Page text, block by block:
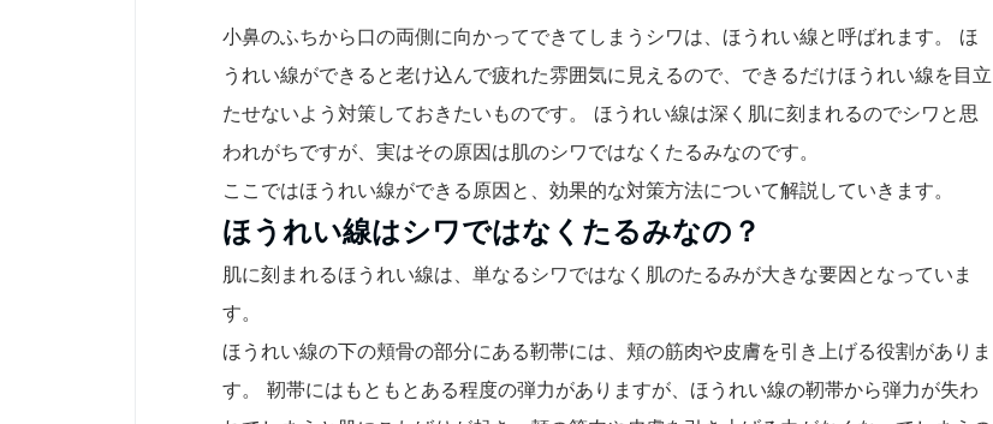
小鼻のふちから口の両側に向かってできてしまうシワは、ほうれい線と呼ばれます。 ほ
うれい線ができると老け込んで疲れた雰囲気に見えるので、できるだけほうれい線を目立
たせないよう対策しておきたいものです。 ほうれい線は深く肌に刻まれるのでシワと思
われがちですが、実はその原因は肌のシワではなくたるみなのです。
ここではほうれい線ができる原因と、効果的な対策方法について解説していきます。
ほうれい線はシワではなくたるみなの？
肌に刻まれるほうれい線は、単なるシワではなく肌のたるみが大きな要因となっていま
す。
ほうれい線の下の頬骨の部分にある靭帯には、頬の筋肉や皮膚を引き上げる役割がありま
す。 靭帯にはもともとある程度の弾力がありますが、ほうれい線の靭帯から弾力が失わ